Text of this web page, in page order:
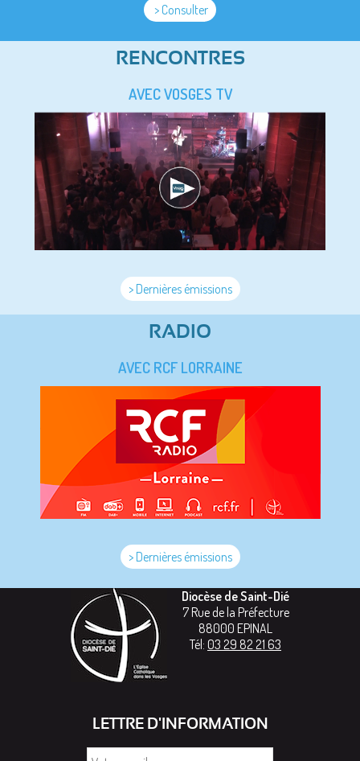
> Consulter
RENCONTRES
AVEC VOSGES TV
> Dernières émissions
RADIO
AVEC RCF LORRAINE
> Dernières émissions
Diocèse de Saint-Dié
7 Rue de la Préfecture
88000 EPINAL
Tél: 03 29 82 21 63
LETTRE D'INFORMATION